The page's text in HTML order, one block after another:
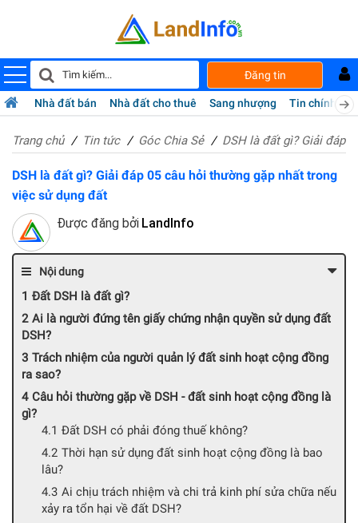
Đăng tin
Nhà đất bán Nhà đất cho thuê Sang nhượng Tin chính chủ
Trang chủ Tin tức Góc Chia Sẻ DSH là đất gì? Giải đáp
DSH là đất gì? Giải đáp 05 câu hỏi thường gặp nhất trong
việc sử dụng đất
Được đăng bởi LandInfo
Nội dung
Đất DSH là đất gì?
Ai là người đứng tên giấy chứng nhận quyền sử dụng đất
DSH?
Trách nhiệm của người quản lý đất sinh hoạt cộng đồng
ra sao?
Câu hỏi thường gặp về DSH - đất sinh hoạt cộng đồng là
gì?
Đất DSH có phải đóng thuế không?
Thời hạn sử dụng đất sinh hoạt cộng đồng là bao
lâu?
Ai chịu trách nhiệm và chi trả kinh phí sửa chữa nếu
xảy ra tổn hại về đất DSH?